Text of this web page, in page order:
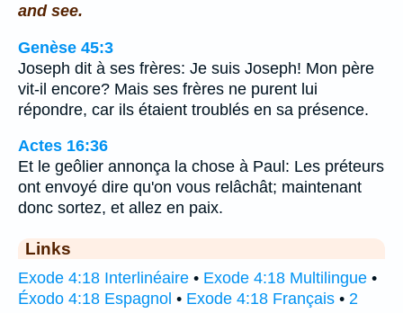
and see.
Genèse 45:3
Joseph dit à ses frères: Je suis Joseph! Mon père
vit-il encore? Mais ses frères ne purent lui
répondre, car ils étaient troublés en sa présence.
Actes 16:36
Et le geôlier annonça la chose à Paul: Les préteurs
ont envoyé dire qu'on vous relâchât; maintenant
donc sortez, et allez en paix.
Links
Exode 4:18 Interlinéaire • Exode 4:18 Multilingue •
Éxodo 4:18 Espagnol • Exode 4:18 Français • 2